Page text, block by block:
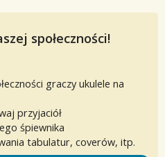
społeczności!
graczy ukulele na
przyjaciół
śpiewnika
tabulatur, coverów, itp.